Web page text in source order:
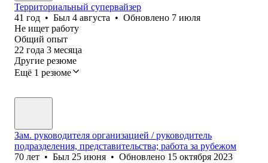
Территориальный супервайзер
41 год • Был 4 августа • Обновлено 7 июля
Не ищет работу
Общий опыт
22 года 3 месяца
Другие резюме
Ещё 1 резюме
Зам. руководителя организацией / руководитель
подразделения, представительства; работа за рубежом
70 лет • Был 25 июня • Обновлено 15 октября 2023